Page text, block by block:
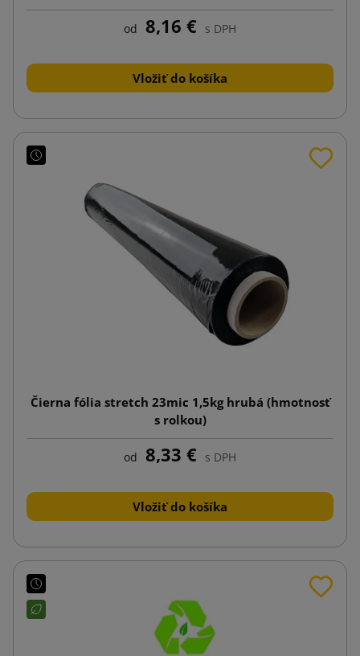
od 8,16 € s DPH
Vložiť do košíka
Čierna fólia stretch 23mic 1,5kg hrubá (hmotnosť
s rolkou)
od 8,33 € s DPH
Vložiť do košíka